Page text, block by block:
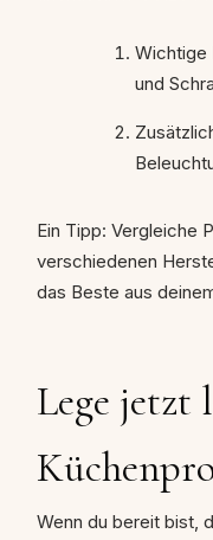
Wichtige
und
Ein Tipp: Vergleiche
verschiedenen
das Beste aus
Lege jetzt
Wenn du bereit bist,